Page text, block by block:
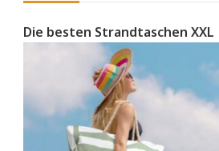
Die besten Strandtaschen XXL